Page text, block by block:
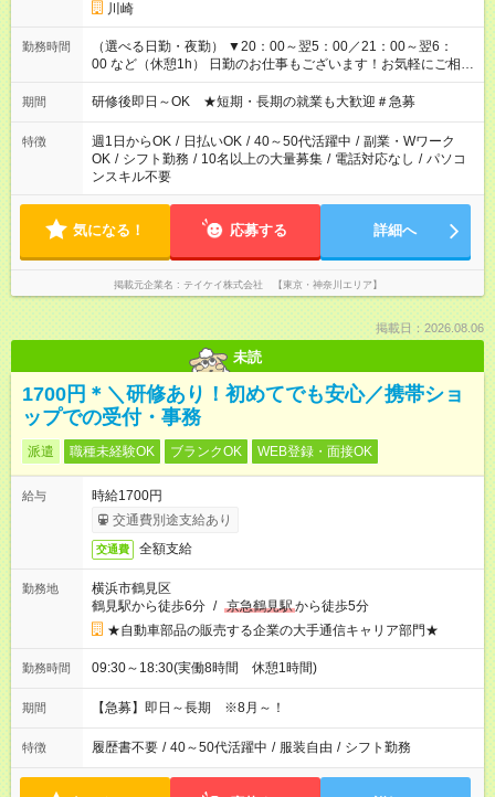
川崎
勤務時間
（選べる日勤・夜勤） ▼20：00～翌5：00／21：00～翌6：
00 など（休憩1h） 日勤のお仕事もございます！お気軽にご相談
ください！
期間 研修後即日～OK ★短期・長期の就業も大歓迎＃急募
特徴 週1日からOK / 日払いOK / 40～50代活躍中 / 副業・Wワーク
OK / シフト勤務 / 10名以上の大量募集 / 電話対応なし / パソコ
ンスキル不要
気になる！ 応募する 詳細へ
掲載元企業名 テイケイ株式会社 【東京・神奈川エリア】
掲載日：2026.08.06
未読
1700円＊＼研修あり！初めてでも安心／携帯ショ
ップでの受付・事務
派遣 職種未経験OK ブランクOK WEB登録・面接OK
給与
時給1700円
交通費別途支給あり
交通費 全額支給
勤務地
横浜市鶴見区
鶴見駅から徒歩6分 / 京急鶴見駅から徒歩5分
★自動車部品の販売する企業の大手通信キャリア部門★
勤務時間 09:30～18:30(実働8時間 休憩1時間)
期間 【急募】即日～長期 ※8月～！
特徴 履歴書不要 / 40～50代活躍中 / 服装自由 / シフト勤務